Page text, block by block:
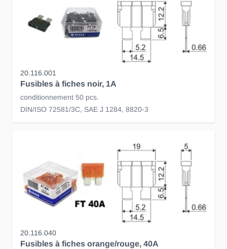
20.116.001
Fusibles à fiches noir, 1A
conditionnement 50 pcs.
DIN/ISO 72581/3C, SAE J 1284, 8820-3
20.116.040
Fusibles à fiches orange/rouge, 40A